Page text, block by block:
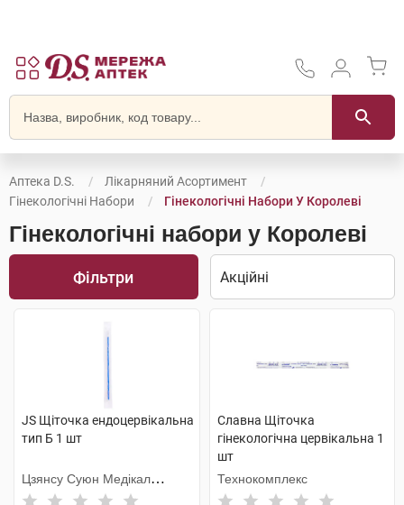
Аптека D.S.
Лікарняний Асортимент
Гінекологічні Набори
Гінекологічні Набори У Королеві
Гінекологічні набори у Королеві
Фільтри
JS Щіточка ендоцервікальна
тип Б 1 шт
Цзянсу Суюн Медікал
Метіріалс
Славна Щіточка
гінекологічна цервікальна 1
шт
Технокомплекс